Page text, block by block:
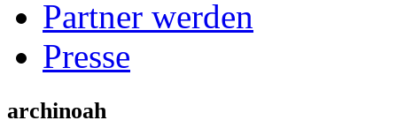
Partner werden
Presse
archinoah